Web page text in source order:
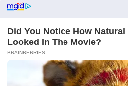
Home Tentang Kontak